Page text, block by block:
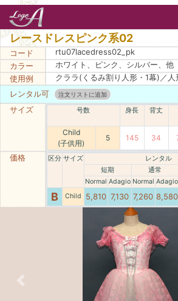
レースドレスピンク系02
コード
rtu07lacedress02_pk
カラー
ホワイト、ピンク、シルバー、他
使用例
クララ(くるみ割り人形・1幕)／人
レンタル可
注文リストに追加
サイズ 号数 身長 背丈
Child
(子供用)
5 145 34
価格 区分 サイズ レンタル
短期 通常
Normal Adagio Normal Adagio
B Child 5,810 7,130 7,260 8,580
Previous